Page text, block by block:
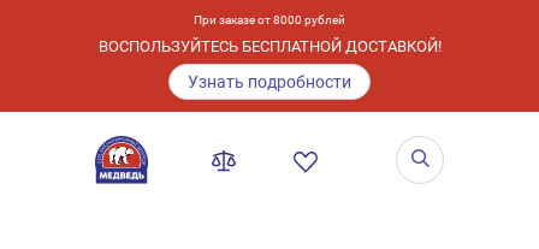
При заказе от 8000 рублей
ВОСПОЛЬЗУЙТЕСЬ БЕСПЛАТНОЙ ДОСТАВКОЙ!
Узнать подробности